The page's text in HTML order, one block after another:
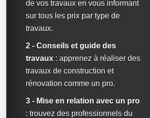
de vos travaux en vous informant
sur tous les prix par type de
travaux.
2 - Conseils et guide des
travaux : apprenez à réaliser des
travaux de construction et
rénovation comme un pro.
3 - Mise en relation avec un pro
: trouvez des professionnels du